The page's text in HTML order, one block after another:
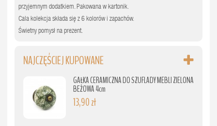
przyjemnym dodatkiem. Pakowana w kartonik.
Cala kolekcja składa się z 6 kolorów i zapachów.
Świetny pomysł na prezent.
NAJCZĘŚCIEJ KUPOWANE
GAŁKA CERAMICZNA DO SZUFLADY MEBLI ZIELONA
BEŻOWA 4cm
13,90 zł